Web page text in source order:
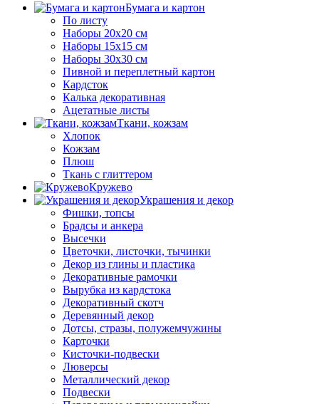
Бумага и картон
По листу
Наборы 20х20 см
Наборы 15х15 см
Наборы 30х30 см
Пивной и переплетный картон
Кардсток
Калька декоративная
Ацетатные листы
Ткани, кожзам
Хлопок
Кожзам
Плюш
Ткань с глиттером
Кружево
Украшения и декор
Фишки, топсы
Брадсы и анкера
Высечки
Цветочки, листочки, тычинки
Декор из глины и пластика
Декоративные рамочки
Вырубка из кардстока
Декоративный скотч
Деревянный декор
Дотсы, стразы, полужемчужины
Карточки
Кисточки-подвески
Люверсы
Металлический декор
Подвески